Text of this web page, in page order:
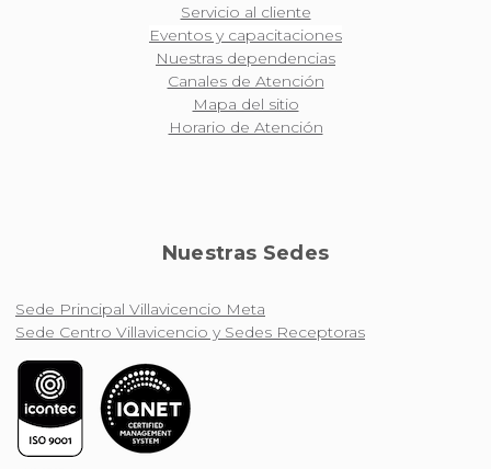
Servicio al cliente
Eventos y capacitaciones
Nuestras dependencias
Canales de Atención
Mapa del sitio
Horario de Atención
Nuestras Sedes
Sede Principal Villavicencio Meta
Sede Centro Villavicencio y Sedes Receptoras